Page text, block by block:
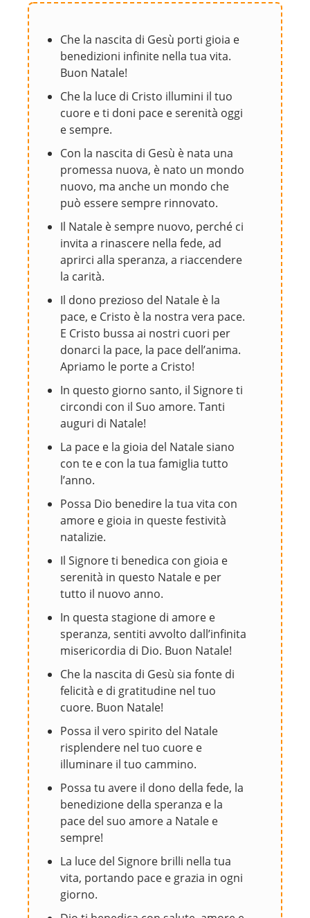
Che la nascita di Gesù porti gioia e
benedizioni infinite nella tua vita.
Buon Natale!
Che la luce di Cristo illumini il tuo
cuore e ti doni pace e serenità oggi
e sempre.
Con la nascita di Gesù è nata una
promessa nuova, è nato un mondo
nuovo, ma anche un mondo che
può essere sempre rinnovato.
Il Natale è sempre nuovo, perché ci
invita a rinascere nella fede, ad
aprirci alla speranza, a riaccendere
la carità.
Il dono prezioso del Natale è la
pace, e Cristo è la nostra vera pace.
E Cristo bussa ai nostri cuori per
donarci la pace, la pace dell’anima.
Apriamo le porte a Cristo!
In questo giorno santo, il Signore ti
circondi con il Suo amore. Tanti
auguri di Natale!
La pace e la gioia del Natale siano
con te e con la tua famiglia tutto
l’anno.
Possa Dio benedire la tua vita con
amore e gioia in queste festività
natalizie.
Il Signore ti benedica con gioia e
serenità in questo Natale e per
tutto il nuovo anno.
In questa stagione di amore e
speranza, sentiti avvolto dall’infinita
misericordia di Dio. Buon Natale!
Che la nascita di Gesù sia fonte di
felicità e di gratitudine nel tuo
cuore. Buon Natale!
Possa il vero spirito del Natale
risplendere nel tuo cuore e
illuminare il tuo cammino.
Possa tu avere il dono della fede, la
benedizione della speranza e la
pace del suo amore a Natale e
sempre!
La luce del Signore brilli nella tua
vita, portando pace e grazia in ogni
giorno.